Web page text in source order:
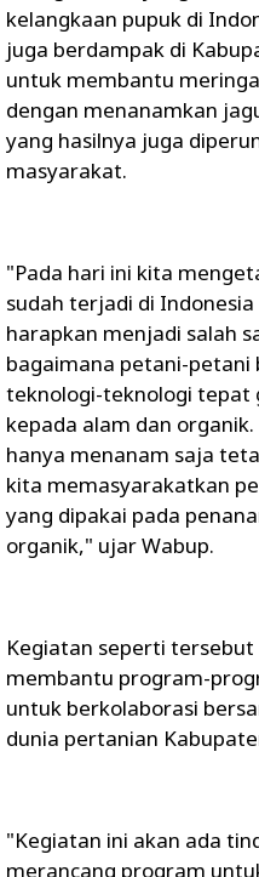
kelangkaan pupuk di
juga berdampak di
untuk membantu
dengan menanamkan
yang hasilnya juga
masyarakat.
"Pada hari ini kita
sudah terjadi di
harapkan menjadi salah
bagaimana petani-petani
teknologi-teknologi tepat
kepada alam dan
hanya menanam saja
kita memasyarakatkan
yang dipakai pada
organik," ujar Wabup.
Kegiatan seperti
membantu program-
untuk berkolaborasi
dunia pertanian
"Kegiatan ini akan ada
merancang program